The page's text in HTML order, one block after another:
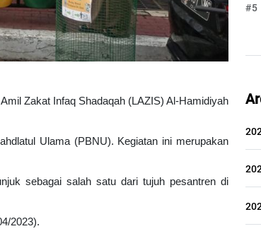
Zakat Infaq Shadaqah (LAZIS) Al-Hamidiyah
Ulama (PBNU). Kegiatan ini merupakan
sebagai salah satu dari tujuh pesantren di
2023).
#5